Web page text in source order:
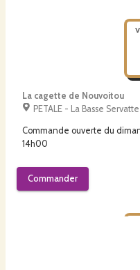
En parallèle j'anime des cours et
La cagette de Nouvoitou
PETALE - La Basse
Commande ouverte du
14h00
Commander